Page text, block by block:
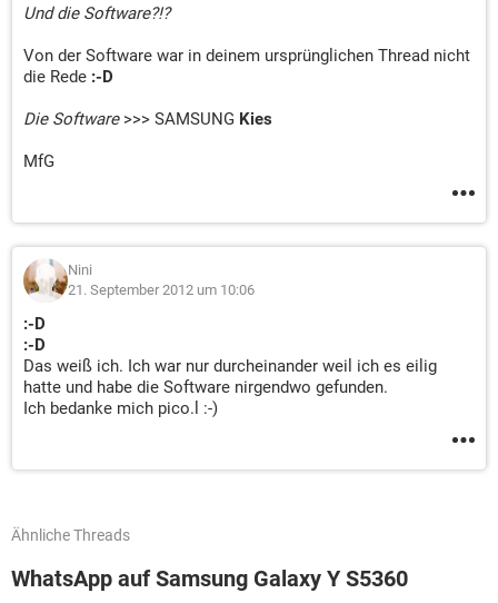
Und die Software?!?
Von der Software war in deinem ursprünglichen Thread nicht
die Rede :-D
Die Software >>> SAMSUNG Kies
MfG
Nini
21. September 2012 um 10:06
:-D
:-D
Das weiß ich. Ich war nur durcheinander weil ich es eilig
hatte und habe die Software nirgendwo gefunden.
Ich bedanke mich pico.l :-)
Ähnliche Threads
WhatsApp auf Samsung Galaxy Y S5360